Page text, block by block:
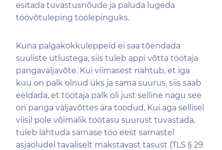
esitada tuvastusnõude ja paluda lugeda
töövõtuleping töölepinguks.
Kuna palgakokkuleppeid ei saa tõendada
suuliste ütlustega, siis tuleb appi võtta töötaja
pangaväljavõte. Kui viimasest nähtub, et iga
kuu on palk olnud üks ja sama suurus, siis saab
eeldada, et töötaja palk oli just selline nagu see
on panga väljavõttes ära toodud. Kui aga sellisel
viisil pole võimalik töötasu suurust tuvastada,
tuleb lähtuda sarnase töö eest sarnastel
asjaoludel tavaliselt makstavast tasust (TLS § 29